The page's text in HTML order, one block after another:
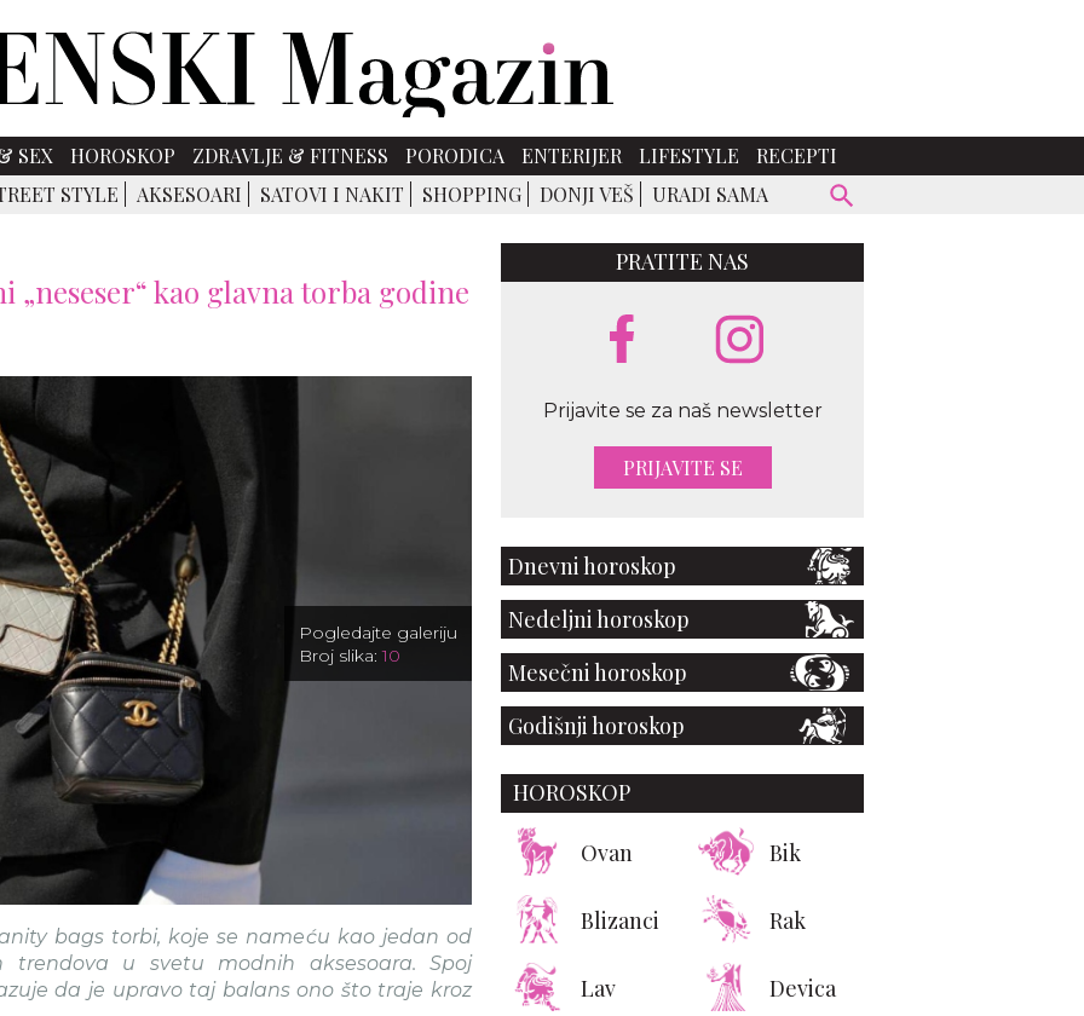
SEX HOROSKOP ZDRAVLJE & FITNESS PORODICA ENTERIJER LIFESTYLE
RECEPTI
STYLE AKSESOARI SATOVI I NAKIT SHOPPING DONJI VEŠ URADI SAMA
„neseser“ kao glavna torba godine
Pogledajte galeriju
Broj slika:10
bags torbi, koje se nameću kao jedan od
trendova u svetu modnih aksesoara. Spoj
da je upravo taj balans ono što traje kroz
PRATITE NAS
Prijavite se za naš newsletter
PRIJAVITE SE
Dnevni horoskop
Nedeljni horoskop
Mesečni horoskop
Godišnji horoskop
HOROSKOP
Ovan Bik
Blizanci Rak
Lav Devica